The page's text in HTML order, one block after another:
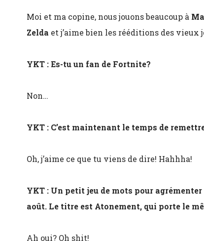
Moi et ma copine, nous jouons beaucoup à
Zelda et j’aime bien les rééditions des vieux
YKT : Es-tu un fan de Fortnite?
Non…
YKT : C’est maintenant le temps de
Oh, j’aime ce que tu viens de dire! Hahhha!
YKT : Un petit jeu de mots pour
août. Le titre est Atonement, qui porte le
Ah oui? Oh shit!